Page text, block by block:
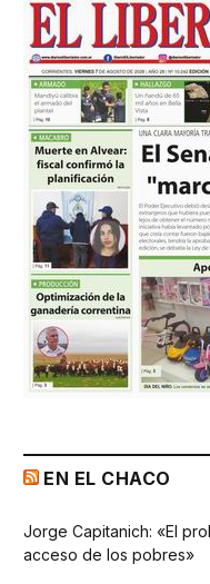
EN EL CHACO
Jorge Capitanich: «El
acceso de los pobres»